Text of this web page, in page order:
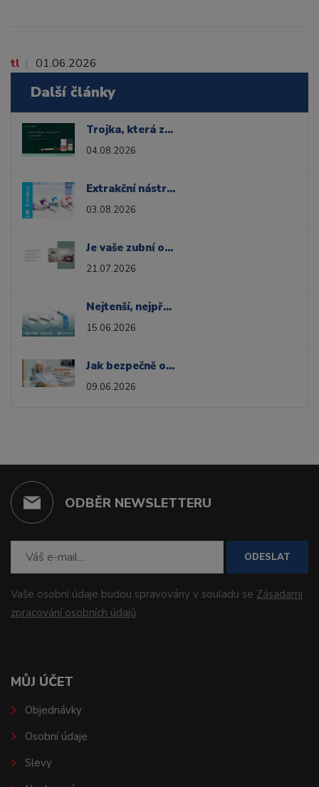
tl 01.06.2026
Další články
Trojka, která zvládne všechno. Méně výrobků ve vaší zásuvce!
04.08.2026
Extrakční nástroje pro každou situaci
03.08.2026
Je vaše zubní ordinace navržena tak, aby snižovala úzkost pacientů?
21.07.2026
Nejtenší, nejpřesnější, nejoblíbenější
15.06.2026
Jak bezpečně ošetřovat staršího pacienta s více diagnózami?
09.06.2026
ODBĚR NEWSLETTERU
ODESLAT
Vaše osobní údaje budou spravovány v souladu se Zásadami
zpracování osobních údajů.
MŮJ ÚČET
Objednávky
Osobní údaje
Slevy